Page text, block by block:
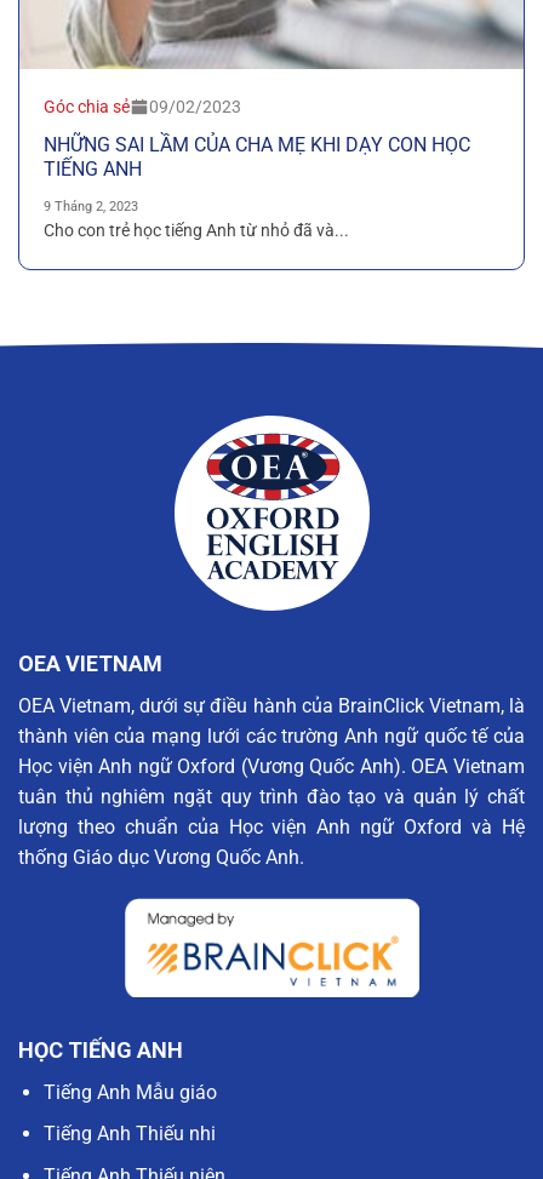
Góc chia sẻ 09/02/2023
NHỮNG SAI LẦM CỦA CHA MẸ KHI DẠY CON HỌC
TIẾNG ANH
9 Tháng 2, 2023
Cho con trẻ học tiếng Anh từ nhỏ đã và...
OEA VIETNAM
OEA Vietnam, dưới sự điều hành của BrainClick Vietnam, là
thành viên của mạng lưới các trường Anh ngữ quốc tế của
Học viện Anh ngữ Oxford (Vương Quốc Anh). OEA Vietnam
tuân thủ nghiêm ngặt quy trình đào tạo và quản lý chất
lượng theo chuẩn của Học viện Anh ngữ Oxford và Hệ
thống Giáo dục Vương Quốc Anh.
HỌC TIẾNG ANH
Tiếng Anh Mẫu giáo
Tiếng Anh Thiếu nhi